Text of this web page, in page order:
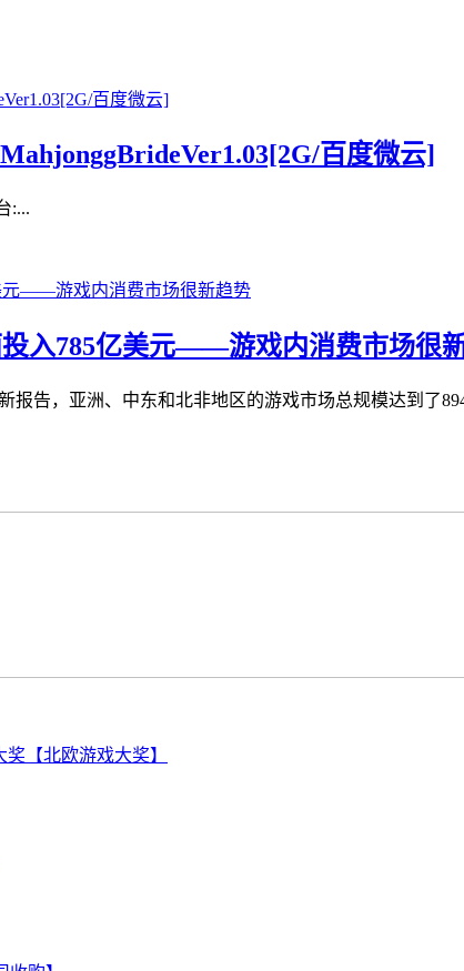
百度微云]
:...
入785亿美元——游戏内消费市场很
报告，亚洲、中东和北非地区的游戏市场总规模达到了